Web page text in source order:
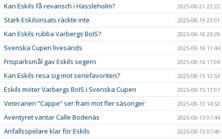
Kan Eskils få revansch i Hässleholm? 2025-08-21 22:22
Stark Eskilsinsats räckte inte 2025-08-19 23:01
Kan Eskils rubba Varbergs BoIS? 2025-08-18 23:29
Svenska Cupen livesänds 2025-08-18 11:44
Frisparksmål gav Eskils segern 2025-08-16 17:06
Kan Eskils resa sig mot seriefavoriten? 2025-08-15 12:53
Eskils möter Varbergs BoIS i Svenska Cupen 2025-08-15 11:07
Veteranen ”Cappe” ser fram mot fler säsonger 2025-08-13 14:52
Äventyret väntar Calle Bodenäs 2025-08-13 07:44
Anfallsspelare klar för Eskils 2025-08-13 07:40